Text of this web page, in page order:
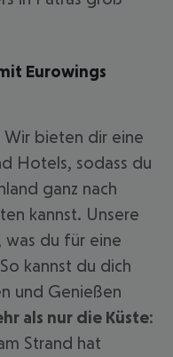
Eurowings
Wir bieten dir eine
Hotels, sodass du
ganz nach
kannst. Unsere
was du für eine
kannst du dich
und Genießen
als nur die Küste:
Strand hat